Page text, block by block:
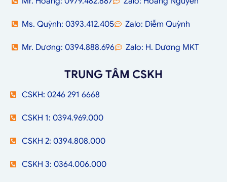
Ms. Quỳnh: 0393.412.405 Zalo: Diễm Quỳnh
Mr. Dương: 0394.888.696 Zalo: H. Dương MKT
TRUNG TÂM CSKH
CSKH: 0246 291 6668
CSKH 1: 0394.969.000
CSKH 2: 0394.808.000
CSKH 3: 0364.006.000